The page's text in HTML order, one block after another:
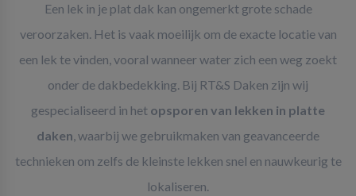
Een lek in je plat dak kan ongemerkt grote schade
veroorzaken. Het is vaak moeilijk om de exacte locatie van
een lek te vinden, vooral wanneer water zich een weg zoekt
onder de dakbedekking. Bij RT&S Daken zijn wij
gespecialiseerd in het opsporen van lekken in platte
daken, waarbij we gebruikmaken van geavanceerde
technieken om zelfs de kleinste lekken snel en nauwkeurig te
lokaliseren.